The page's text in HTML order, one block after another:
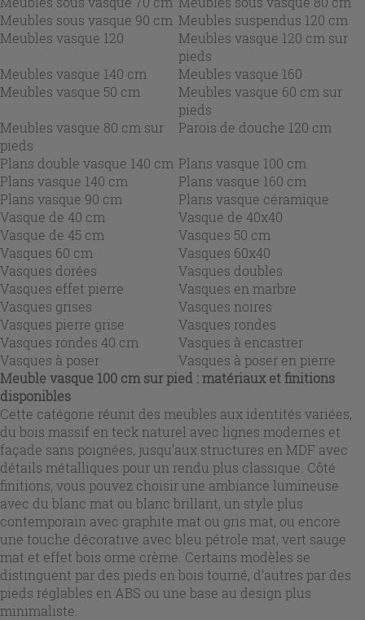
Meubles sous vasque 90 cm Meubles suspendus 120 cm
Meubles vasque 120
Meubles vasque 120 cm sur
pieds
Meubles vasque 140 cm
Meubles vasque 160
Meubles vasque 50 cm
Meubles vasque 60 cm sur
pieds
Meubles vasque 80 cm sur
pieds
Parois de douche 120 cm
Plans double vasque 140 cm Plans vasque 100 cm
Plans vasque 140 cm
Plans vasque 160 cm
Plans vasque 90 cm
Plans vasque céramique
Vasque de 40 cm
Vasque de 40x40
Vasque de 45 cm
Vasques 50 cm
Vasques 60 cm
Vasques 60x40
Vasques dorées
Vasques doubles
Vasques effet pierre
Vasques en marbre
Vasques grises
Vasques noires
Vasques pierre grise
Vasques rondes
Vasques rondes 40 cm
Vasques à encastrer
Vasques à poser
Vasques à poser en pierre
Meuble vasque 100 cm sur pied : matériaux et finitions
disponibles
Cette catégorie réunit des meubles aux identités variées,
du bois massif en teck naturel avec lignes modernes et
façade sans poignées, jusqu’aux structures en MDF avec
détails métalliques pour un rendu plus classique. Côté
finitions, vous pouvez choisir une ambiance lumineuse
avec du blanc mat ou blanc brillant, un style plus
contemporain avec graphite mat ou gris mat, ou encore
une touche décorative avec bleu pétrole mat, vert sauge
mat et effet bois orme crème. Certains modèles se
distinguent par des pieds en bois tourné, d’autres par des
pieds réglables en ABS ou une base au design plus
minimaliste.